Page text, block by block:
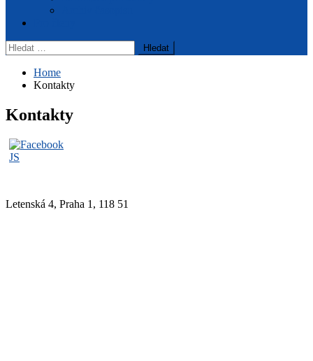
Vyhledávání
Home
Kontakty
Kontakty
Letenská 4, Praha 1, 118 51